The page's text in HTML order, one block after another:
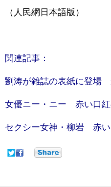
（人民網日本語版）
関連記事：
劉涛が雑誌の表紙に登場
女優ニー・ニー 赤い口紅
セクシー女神・柳岩 赤い